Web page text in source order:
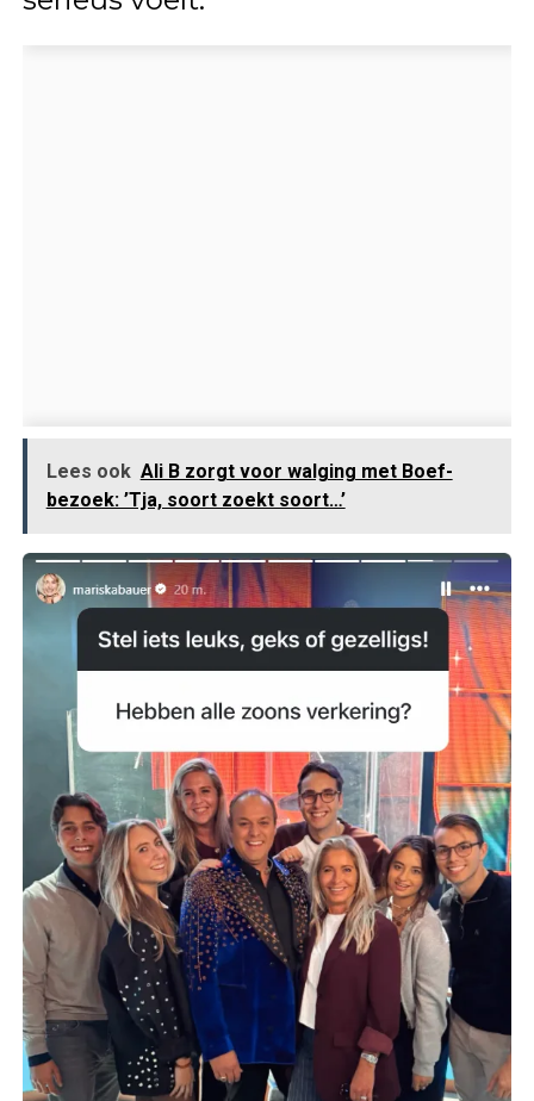
Lees ook Ali B zorgt voor walging met Boef-
bezoek: ’Tja, soort zoekt soort…’